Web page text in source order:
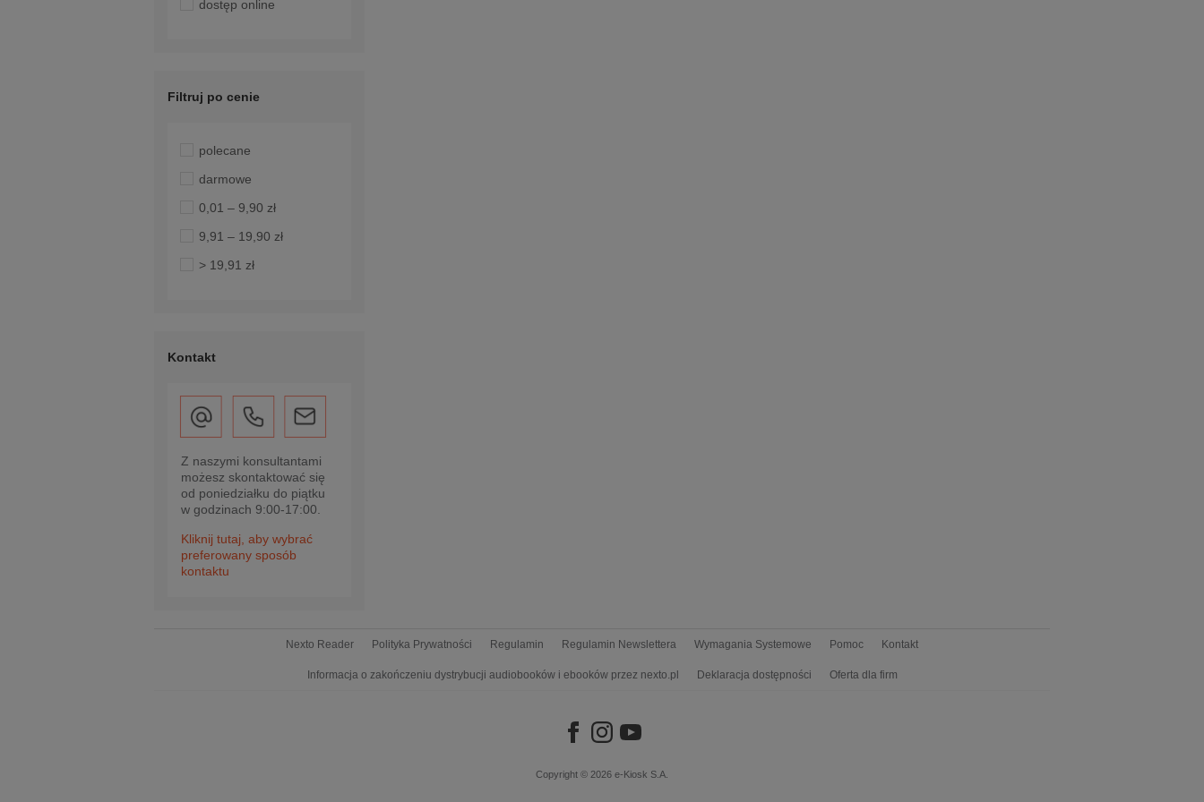
dostęp online
Filtruj po cenie
polecane
darmowe
0,01 – 9,90 zł
9,91 – 19,90 zł
> 19,91 zł
Kontakt
Z naszymi konsultantami
możesz skontaktować się
od poniedziałku do piątku
w godzinach 9:00-17:00.
Kliknij tutaj, aby wybrać
preferowany sposób
kontaktu
Nexto Reader Polityka Prywatności Regulamin Regulamin Newslettera Wymagania Systemowe Pomoc Kontakt
Informacja o zakończeniu dystrybucji audiobooków i ebooków przez nexto.pl Deklaracja dostępności Oferta dla firm
Copyright © 2026 e-Kiosk S.A.